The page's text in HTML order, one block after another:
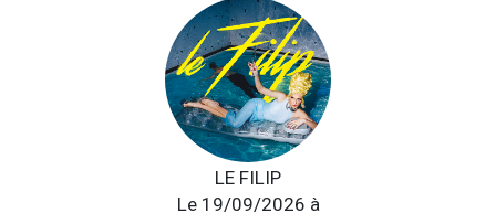
LE FILIP
Le 19/09/2026 à